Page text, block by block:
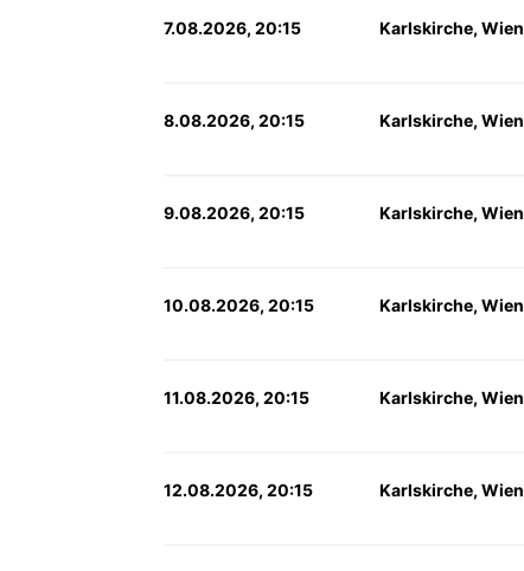
7.08.2026, 20:15 Karlskirche, Wien
8.08.2026, 20:15 Karlskirche, Wien
9.08.2026, 20:15 Karlskirche, Wien
10.08.2026, 20:15 Karlskirche, Wien
11.08.2026, 20:15 Karlskirche, Wien
12.08.2026, 20:15 Karlskirche, Wien